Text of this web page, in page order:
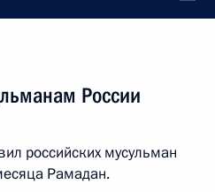
России
российских мусульман
Рамадан.